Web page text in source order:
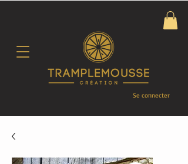
Se connecter